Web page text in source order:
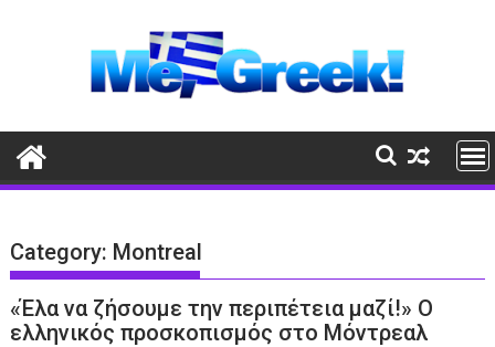
Category: Montreal
«Έλα να ζήσουμε την περιπέτεια μαζί!» Ο
ελληνικός προσκοπισμός στο Μόντρεαλ